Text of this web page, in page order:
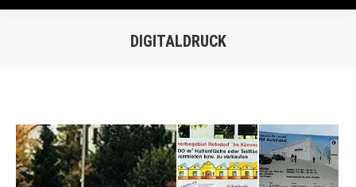
DIGITALDRUCK